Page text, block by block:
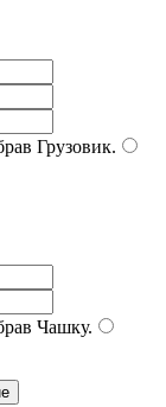
Грузовик.
Чашку.